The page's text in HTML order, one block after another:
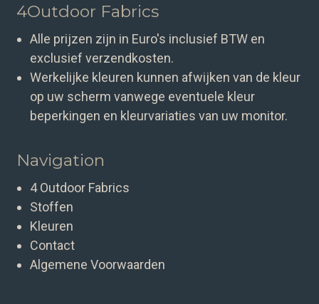
4Outdoor Fabrics
Alle prijzen zijn in Euro's inclusief BTW en
exclusief verzendkosten.
Werkelijke kleuren kunnen afwijken van de kleur
op uw scherm vanwege eventuele kleur
beperkingen en kleurvariaties van uw monitor.
Navigation
4 Outdoor Fabrics
Stoffen
Kleuren
Contact
Algemene Voorwaarden